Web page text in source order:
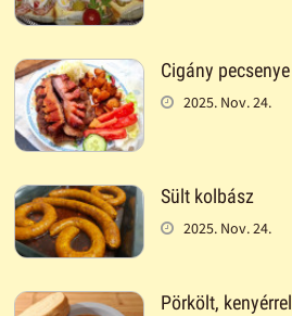
Cigány pecsenye
2025. Nov. 24.
Sült kolbász
2025. Nov. 24.
Pörkölt, kenyérrel